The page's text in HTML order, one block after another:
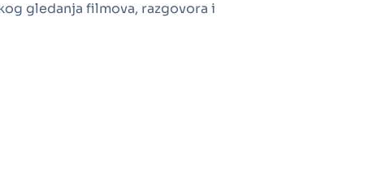
gledanja filmova, razgovora i